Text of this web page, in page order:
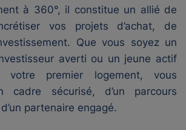
à 360°, il constitue un allié de
vos projets d’achat, de
Que vous soyez un
averti ou un jeune actif
premier logement, vous
cadre sécurisé, d’un parcours
partenaire engagé.